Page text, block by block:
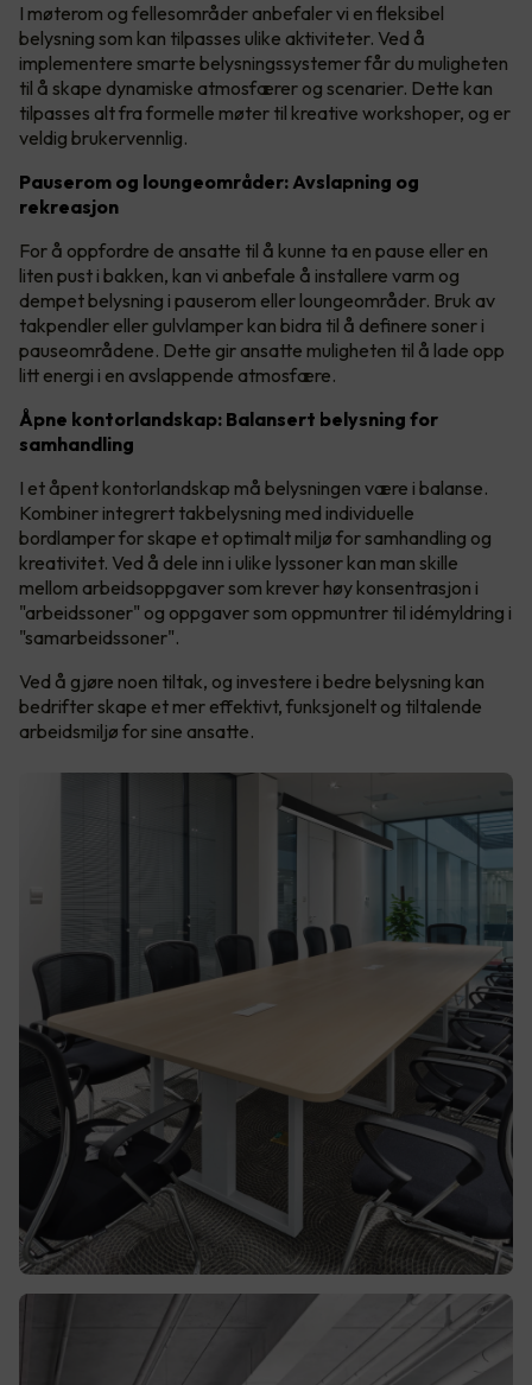
I møterom og fellesområder anbefaler vi en fleksibel
belysning som kan tilpasses ulike aktiviteter. Ved å
implementere smarte belysningssystemer får du muligheten
til å skape dynamiske atmosfærer og scenarier. Dette kan
tilpasses alt fra formelle møter til kreative workshoper, og er
veldig brukervennlig.
Pauserom og loungeområder: Avslapning og
rekreasjon
For å oppfordre de ansatte til å kunne ta en pause eller en
liten pust i bakken, kan vi anbefale å installere varm og
dempet belysning i pauserom eller loungeområder. Bruk av
takpendler eller gulvlamper kan bidra til å definere soner i
pauseområdene. Dette gir ansatte muligheten til å lade opp
litt energi i en avslappende atmosfære.
Åpne kontorlandskap: Balansert belysning for
samhandling
I et åpent kontorlandskap må belysningen være i balanse.
Kombiner integrert takbelysning med individuelle
bordlamper for skape et optimalt miljø for samhandling og
kreativitet. Ved å dele inn i ulike lyssoner kan man skille
mellom arbeidsoppgaver som krever høy konsentrasjon i
"arbeidssoner" og oppgaver som oppmuntrer til idémyldring i
"samarbeidssoner".
Ved å gjøre noen tiltak, og investere i bedre belysning kan
bedrifter skape et mer effektivt, funksjonelt og tiltalende
arbeidsmiljø for sine ansatte.